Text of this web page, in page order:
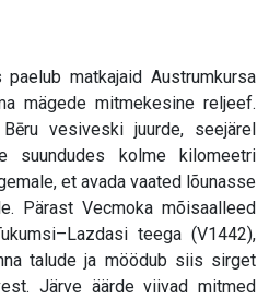
matkajaid Austrumkursa
mägede mitmekesine reljeef.
vesiveski juurde, seejärel
suundudes kolme kilomeetri
et avada vaated lõunasse
Pärast Vecmoka mõisaalleed
teega (V1442),
talude ja möödub siis sirget
Järve äärde viivad mitmed